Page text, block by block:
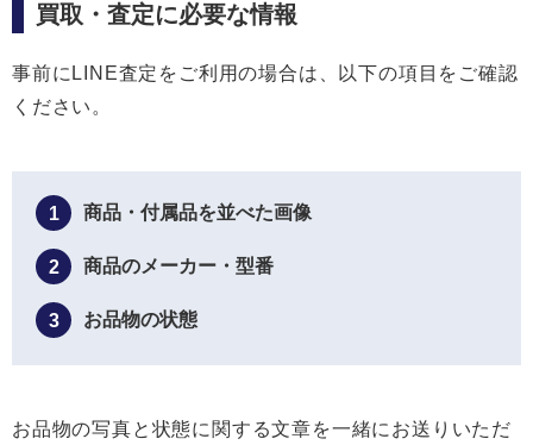
買取・査定に必要な情報
事前にLINE査定をご利用の場合は、以下の項目をご確認
ください。
1 商品・付属品を並べた画像
2 商品のメーカー・型番
3 お品物の状態
お品物の写真と状態に関する文章を一緒にお送りいただ